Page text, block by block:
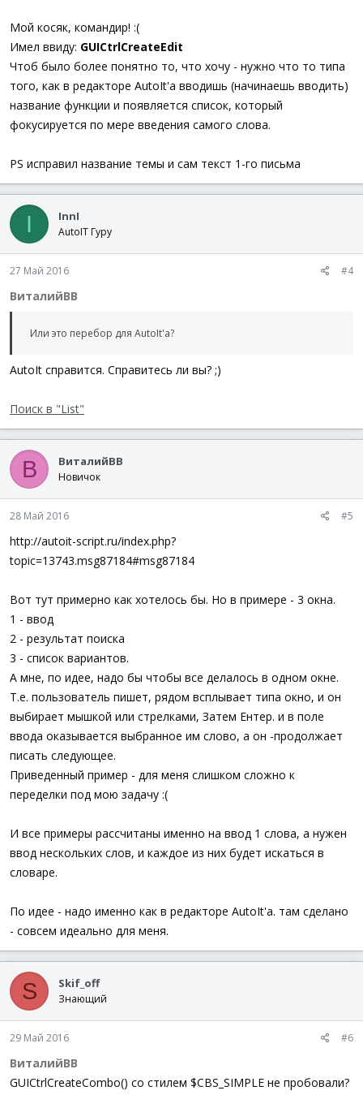
Мой косяк, командир! :(
Имел ввиду: GUICtrlCreateEdit
Чтоб было более понятно то, что хочу - нужно что то типа
того, как в редакторе AutoIt'а вводишь (начинаешь вводить)
название функции и появляется список, который
фокусируется по мере введения самого слова.
PS исправил название темы и сам текст 1-го письма
I InnI
AutoIT Гуру
27 Май 2016 #4
ВиталийВВ
Или это перебор для AutoIt'а?
AutoIt справится. Справитесь ли вы? ;)
Поиск в "List"
В ВиталийВВ
Новичок
28 Май 2016 #5
http://autoit-script.ru/index.php?
topic=13743.msg87184#msg87184
Вот тут примерно как хотелось бы. Но в примере - 3 окна.
1 - ввод
2 - результат поиска
3 - список вариантов.
А мне, по идее, надо бы чтобы все делалось в одном окне.
Т.е. пользователь пишет, рядом всплывает типа окно, и он
выбирает мышкой или стрелками, Затем Ентер. и в поле
ввода оказывается выбранное им слово, а он -продолжает
писать следующее.
Приведенный пример - для меня слишком сложно к
переделки под мою задачу :(
И все примеры рассчитаны именно на ввод 1 слова, а нужен
ввод нескольких слов, и каждое из них будет искаться в
словаре.
По идее - надо именно как в редакторе AutoIt'а. там сделано
- совсем идеально для меня.
S Skif_off
Знающий
29 Май 2016 #6
ВиталийВВ
GUICtrlCreateCombo() со стилем $CBS_SIMPLE не пробовали?